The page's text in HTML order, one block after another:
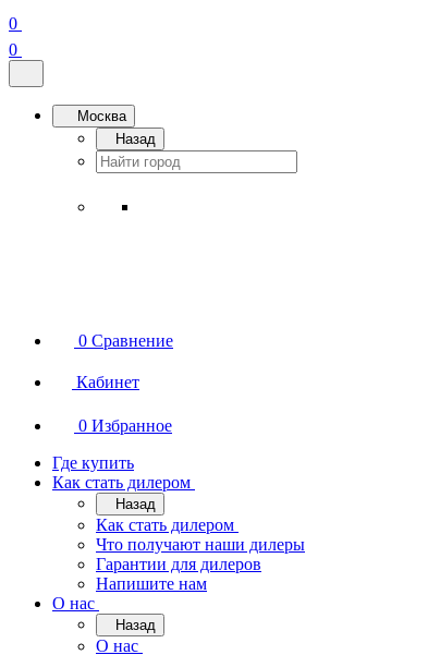
0
0
Москва
Назад
0 Сравнение
Кабинет
0 Избранное
Где купить
Как стать дилером
Назад
Как стать дилером
Что получают наши дилеры
Гарантии для дилеров
Напишите нам
О нас
Назад
О нас